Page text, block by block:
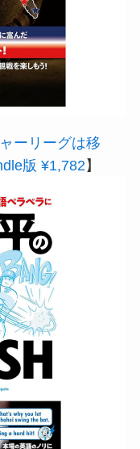
ーリーグは移
版 ¥1,782 】